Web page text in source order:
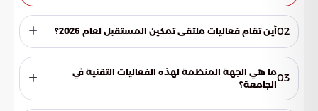
02أين تقام فعاليات ملتقى تمكين المستقبل لعام 2026؟
الملك عبد العزيز. ويعد هذا المركز منصة حيوية لاستضافة
التجمعات المهنية الكبرى التي تجمع الخبراء والممارسين في03ما هي الجهة المنظمة لهذه الفعاليات التقنية في
الجامعة؟